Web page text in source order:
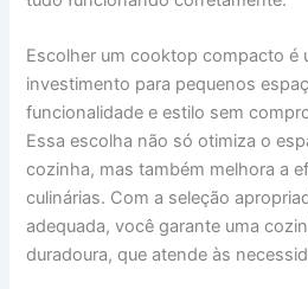
Escolher um cooktop compacto é
investimento para pequenos
funcionalidade e estilo sem
Essa escolha não só otimiza o
cozinha, mas também melhora a
culinárias. Com a seleção
adequada, você garante uma
duradoura, que atende às